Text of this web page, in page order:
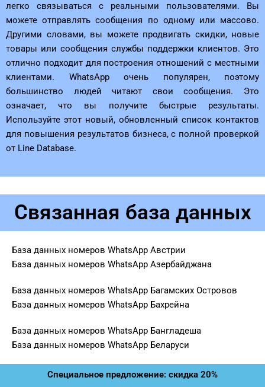
легко связываться с реальными пользователями. Вы
можете отправлять сообщения по одному или массово.
Другими словами, вы можете продвигать скидки, новые
товары или сообщения службы поддержки клиентов. Это
отлично подходит для построения отношений с местными
клиентами. WhatsApp очень популярен, поэтому
большинство людей читают свои сообщения. Это
означает, что вы получите быстрые результаты.
Используйте этот новый, обновленный список контактов
для повышения результатов бизнеса, с полной проверкой
от Line Database.
Связанная база данных
База данных номеров WhatsApp Австрии
База данных номеров WhatsApp Азербайджана
База данных номеров WhatsApp Багамских Островов
База данных номеров WhatsApp Бахрейна
База данных номеров WhatsApp Бангладеша
База данных номеров WhatsApp Беларуси
Специальное предложение: скидка 20%